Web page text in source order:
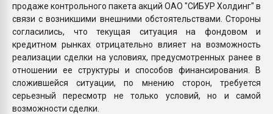
продаже контрольного пакета акций ОАО "СИБУР Холдинг" в
связи с возникшими внешними обстоятельствами. Стороны
согласились, что текущая ситуация на фондовом и
кредитном рынках отрицательно влияет на возможность
реализации сделки на условиях, предусмотренных ранее в
отношении ее структуры и способов финансирования. В
сложившейся ситуации, по мнению сторон, требуется
серьезный пересмотр не только условий, но и самой
возможности сделки.